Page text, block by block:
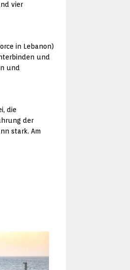
vier
in Lebanon)
und
und
die
der
stark. Am